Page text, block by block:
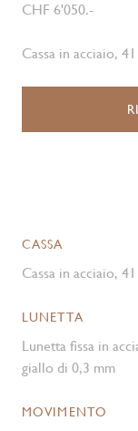
CHF 6'050.-
Cassa in acciaio,
CASSA
Cassa in acciaio,
LUNETTA
Lunetta fissa in
giallo di 0,3 mm
MOVIMENTO